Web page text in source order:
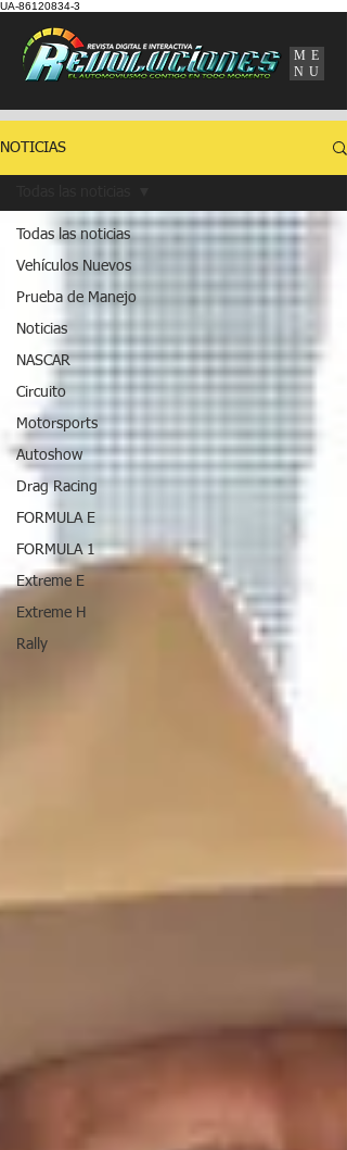
UA-86120834-3
ME
NU
NOTICIAS
Todas las noticias
Vehículos Nuevos
Prueba de Manejo
Noticias
NASCAR
Circuito
Motorsports
Autoshow
Drag Racing
FORMULA E
FORMULA 1
Extreme E
Extreme H
Rally